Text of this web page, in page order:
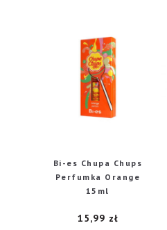
Bi-es Chupa Chups
Perfumka Orange
15ml
15,99 zł